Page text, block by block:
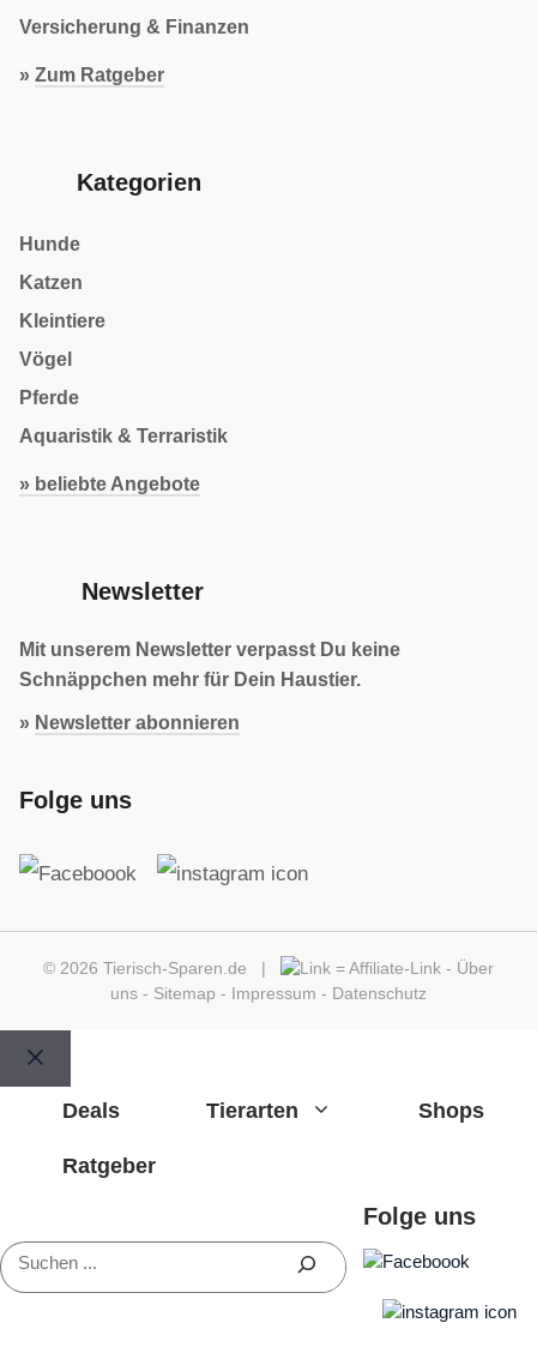
Versicherung & Finanzen
» Zum Ratgeber
Kategorien
Hunde
Katzen
Kleintiere
Vögel
Pferde
Aquaristik & Terraristik
» beliebte Angebote
Newsletter
Mit unserem Newsletter verpasst Du keine
Schnäppchen mehr für Dein Haustier.
» Newsletter abonnieren
Folge uns
© 2026 Tierisch-Sparen.de | =Affiliate-Link - Über
uns - Sitemap - Impressum - Datenschutz
Schließen
Deals
Tierarten Shops
Ratgeber
Suchen
Folge uns